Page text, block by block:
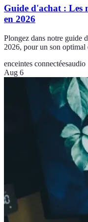
Guide d'achat : Les
en 2026
Plongez dans notre guide
2026, pour un son optimal
enceintes connectéesaudio
Aug 6